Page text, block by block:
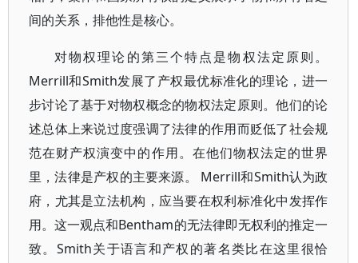
间的关系，排他性是核心。
对物权理论的第三个特点是物权法定原则。
Merrill和Smith发展了产权最优标准化的理论，进一
步讨论了基于对物权概念的物权法定原则。他们的论
述总体上来说过度强调了法律的作用而贬低了社会规
范在财产权演变中的作用。在他们物权法定的世界
里，法律是产权的主要来源。 Merrill和Smith认为政
府，尤其是立法机构，应当要在权利标准化中发挥作
用。这一观点和Bentham的无法律即无权利的推定一
致。Smith关于语言和产权的著名类比在这里很恰